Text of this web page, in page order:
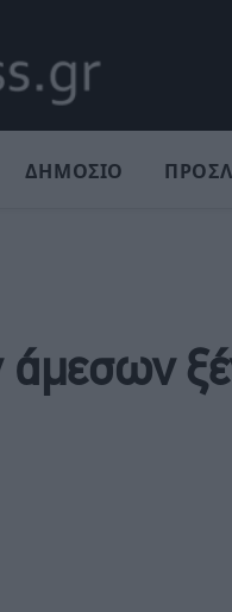
ΔΗΜΟΣΙΟ
άμεσων